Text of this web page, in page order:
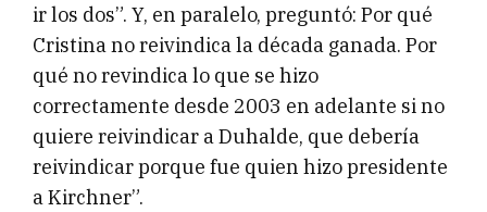
ir los dos”. Y, en paralelo, preguntó: Por qué
Cristina no reivindica la década ganada. Por
qué no revindica lo que se hizo
correctamente desde 2003 en adelante si no
quiere reivindicar a Duhalde, que debería
reivindicar porque fue quien hizo presidente
a Kirchner”.